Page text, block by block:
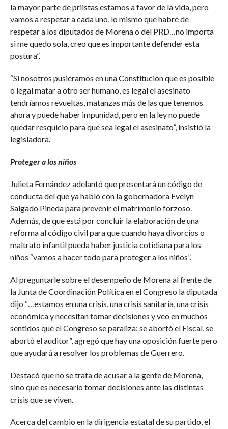
la mayor parte de priistas estamos a favor de la vida, pero
vamos a respetar a cada uno, lo mismo que habré de
respetar a los diputados de Morena o del PRD…no importa
si me quedo sola, creo que es importante defender esta
postura”.
“Si nosotros pusiéramos en una Constitución que es posible
o legal matar a otro ser humano, es legal el asesinato
tendríamos revueltas, matanzas más de las que tenemos
ahora y puede haber impunidad, pero en la ley no puede
quedar resquicio para que sea legal el asesinato”, insistió la
legisladora.
Proteger a los niños
Julieta Fernández adelantó que presentará un código de
conducta del que ya habló con la gobernadora Evelyn
Salgado Pineda para prevenir el matrimonio forzoso.
Además, de que está por concluir la elaboración de una
reforma al código civil para que cuando haya divorcios o
maltrato infantil pueda haber justicia cotidiana para los
niños “vamos a hacer todo para proteger a los niños”.
Al preguntarle sobre el desempeño de Morena al frente de
la Junta de Coordinación Política en el Congreso la diputada
dijo “…estamos en una crisis, una crisis sanitaria, una crisis
económica y necesitan tomar decisiones y veo en muchos
sentidos que el Congreso se paraliza: se abortó el Fiscal, se
abortó el auditor”, agregó que hay una oposición fuerte pero
que ayudará a resolver los problemas de Guerrero.
Destacó que no se trata de acusar a la gente de Morena,
sino que es necesario tomar decisiones ante las distintas
crisis que se viven.
Acerca del cambio en la dirigencia estatal de su partido, el